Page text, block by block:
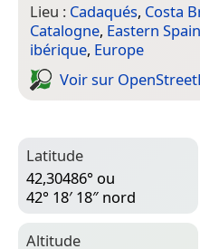
Lieu : Cadaqués, Costa
Catalogne, Eastern Spain
ibérique, Europe
Voir sur
Latitude
42,30486° ou
42° 18′ 18″ nord
Altitude